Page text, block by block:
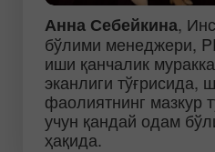
Анна Себейкина,
бўлими менеджери,
иши қанчалик
эканлиги тўғрисида,
фаолиятнинг мазкур
учун қандай одам
ҳақида.